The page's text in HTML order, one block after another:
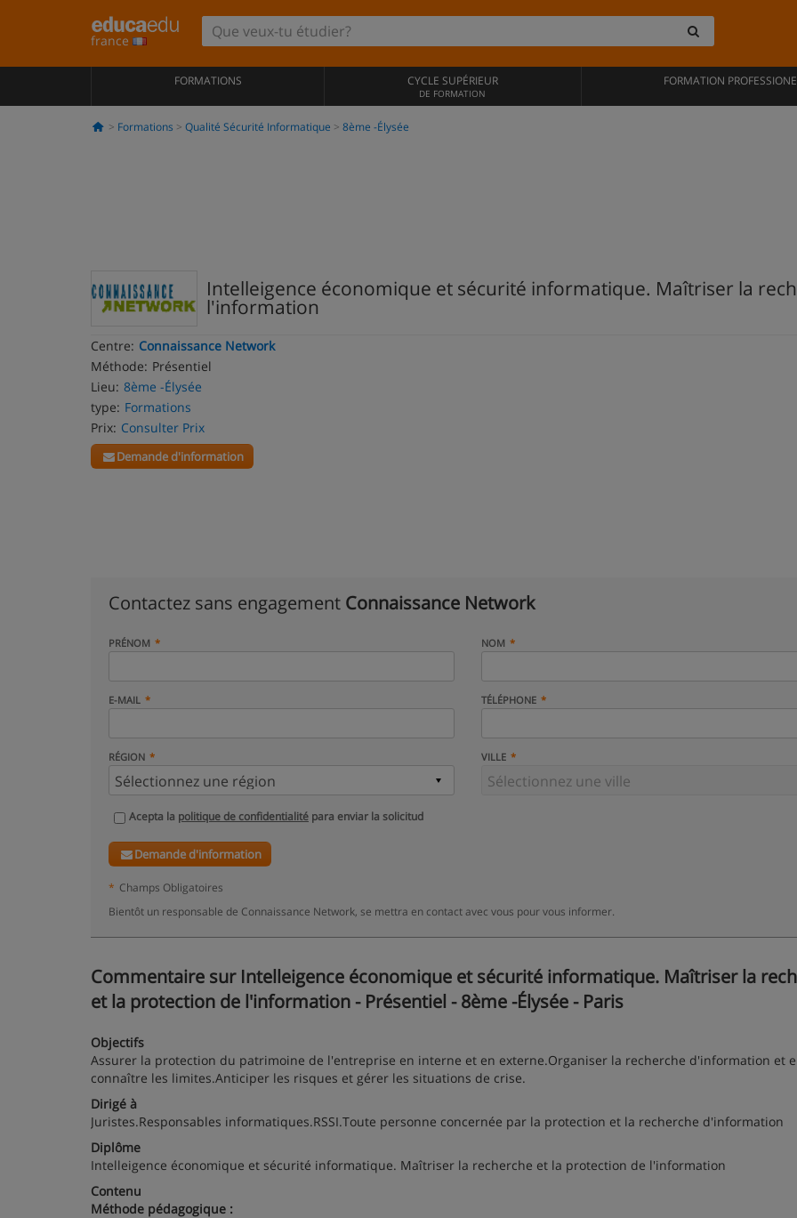
france
FORMATIONS CYCLE SUPÉRIEUR
DE FORMATION
FORMATION
Formations Qualité Sécurité Informatique 8ème -Élysée
Intelleigence économique et sécurité informatique. Maîtriser la
l'information
Centre: Connaissance Network
Méthode: Présentiel
Lieu: 8ème -Élysée
type: Formations
Prix: Consulter Prix
Demande d'information
Contactez sans engagement Connaissance Network
PRÉNOM NOM
E-MAIL TÉLÉPHONE
RÉGION VILLE
Acepta la politique de confidentialité para enviar la solicitud
Demande d'information
* Champs Obligatoires
Bientôt un responsable de Connaissance Network, se mettra en contact avec vous pour vous informer.
Commentaire sur Intelleigence économique et sécurité informatique. Maîtriser la
et la protection de l'information - Présentiel - 8ème -Élysée - Paris
Objectifs
Assurer la protection du patrimoine de l'entreprise en interne et en externe.Organiser la recherche d'information et
connaître les limites.Anticiper les risques et gérer les situations de crise.
Dirigé à
Juristes.Responsables informatiques.RSSI.Toute personne concernée par la protection et la recherche d'information
Diplôme
Intelleigence économique et sécurité informatique. Maîtriser la recherche et la protection de l'information
Contenu
Méthode pédagogique :